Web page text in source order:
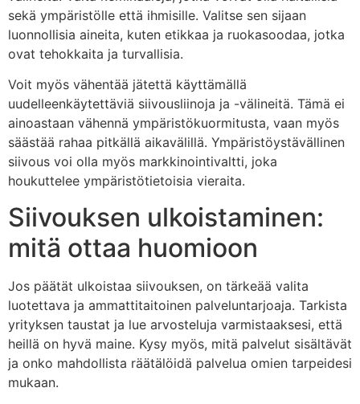
sekä ympäristölle että ihmisille. Valitse sen sijaan
luonnollisia aineita, kuten etikkaa ja ruokasoodaa, jotka
ovat tehokkaita ja turvallisia.
Voit myös vähentää jätettä käyttämällä
uudelleenkäytettäviä siivousliinoja ja -välineitä. Tämä ei
ainoastaan vähennä ympäristökuormitusta, vaan myös
säästää rahaa pitkällä aikavälillä. Ympäristöystävällinen
siivous voi olla myös markkinointivaltti, joka
houkuttelee ympäristötietoisia vieraita.
Siivouksen ulkoistaminen:
mitä ottaa huomioon
Jos päätät ulkoistaa siivouksen, on tärkeää valita
luotettava ja ammattitaitoinen palveluntarjoaja. Tarkista
yrityksen taustat ja lue arvosteluja varmistaaksesi, että
heillä on hyvä maine. Kysy myös, mitä palvelut sisältävät
ja onko mahdollista räätälöidä palvelua omien tarpeidesi
mukaan.